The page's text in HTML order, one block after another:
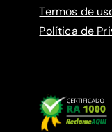
Termos de
Política de